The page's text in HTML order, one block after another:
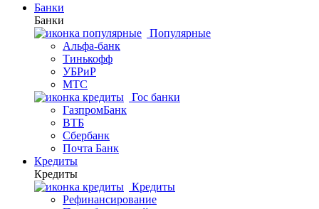
Банки
Банки
Популярные
Альфа-банк
Тинькофф
УБРиР
МТС
Гос банки
ГазпромБанк
ВТБ
Сбербанк
Почта Банк
Кредиты
Кредиты
Кредиты
Рефинансирование